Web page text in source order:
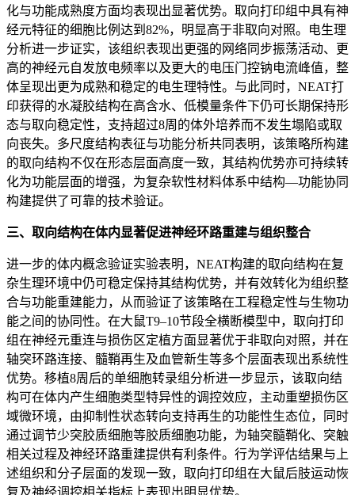
化与功能成熟度方面均表现出显著优势。取向打印组中具有神
经元特征的细胞比例达到82%，明显高于非取向对照。电生理
分析进一步证实，该组织表现出更强的网络同步振荡活动、更
高的神经元自发放电频率以及更大的电压门控钠电流峰值，整
体呈现出更为成熟和稳定的电生理特性。与此同时，NEAT打
印获得的水凝胶结构在高含水、低模量条件下仍可长期保持形
态与取向稳定性，支持超过8周的体外培养而不发生塌陷或取
向丧失。多尺度结构表征与功能分析共同表明，该策略所构建
的取向结构不仅在形态层面高度一致，其结构优势亦可持续转
化为功能层面的增强，为复杂软性材料体系中结构—功能协同
构建提供了可靠的技术验证。
三、取向结构在体内显著促进神经环路重建与组织整合
进一步的体内概念验证实验表明，NEAT构建的取向结构在复
杂生理环境中仍可稳定保持其结构优势，并有效转化为组织整
合与功能重建能力，从而验证了该策略在工程稳定性与生物功
能之间的协同性。在大鼠T9–10节段全横断模型中，取向打印
组在神经元重连与损伤区定植方面显著优于非取向对照，并在
轴突环路连接、髓鞘再生及血管新生等多个层面表现出系统性
优势。移植8周后的单细胞转录组分析进一步显示，该取向结
构可在体内产生细胞类型特异性的调控效应，主动重塑损伤区
域微环境，由抑制性状态转向支持再生的功能性生态位，同时
通过调节少突胶质细胞等胶质细胞功能，为轴突髓鞘化、突触
相关过程及神经环路重建提供有利条件。行为学评估结果与上
述组织和分子层面的发现一致，取向打印组在大鼠后肢运动恢